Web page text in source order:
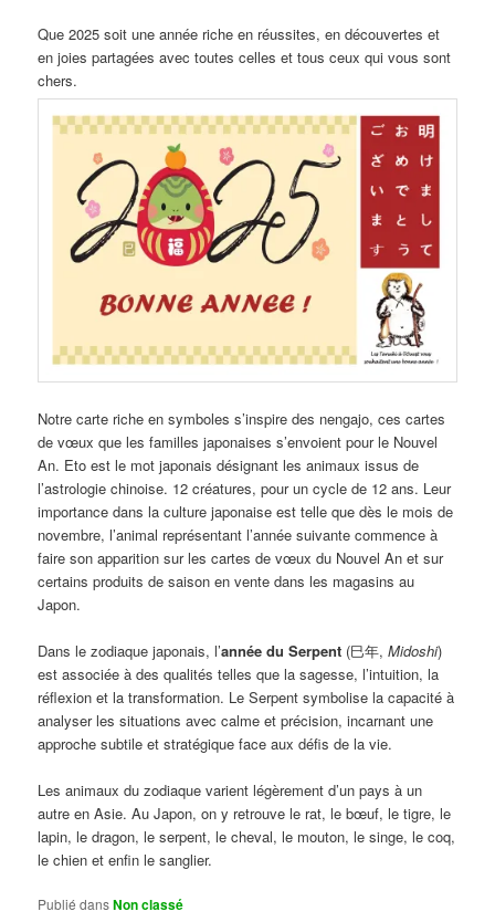
Que 2025 soit une année riche en réussites, en découvertes et
en joies partagées avec toutes celles et tous ceux qui vous sont
chers.
Notre carte riche en symboles s’inspire des nengajo, ces cartes
de vœux que les familles japonaises s’envoient pour le Nouvel
An. Eto est le mot japonais désignant les animaux issus de
l’astrologie chinoise. 12 créatures, pour un cycle de 12 ans. Leur
importance dans la culture japonaise est telle que dès le mois de
novembre, l’animal représentant l’année suivante commence à
faire son apparition sur les cartes de vœux du Nouvel An et sur
certains produits de saison en vente dans les magasins au
Japon.
Dans le zodiaque japonais, l’année du Serpent (巳年,Midoshi)
est associée à des qualités telles que la sagesse, l’intuition, la
réflexion et la transformation. Le Serpent symbolise la capacité à
analyser les situations avec calme et précision, incarnant une
approche subtile et stratégique face aux défis de la vie.
Les animaux du zodiaque varient légèrement d’un pays à un
autre en Asie. Au Japon, on y retrouve le rat, le bœuf, le tigre, le
lapin, le dragon, le serpent, le cheval, le mouton, le singe, le coq,
le chien et enfin le sanglier.
Publié dansNon classé